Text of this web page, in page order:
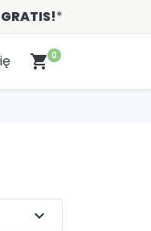
GRATIS!*
shopping_cart 0
expand_more